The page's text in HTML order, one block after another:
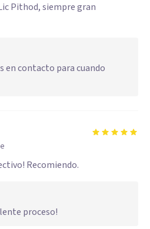
Pithod, siempre gran
en contacto para cuando
Recomiendo.
proceso!